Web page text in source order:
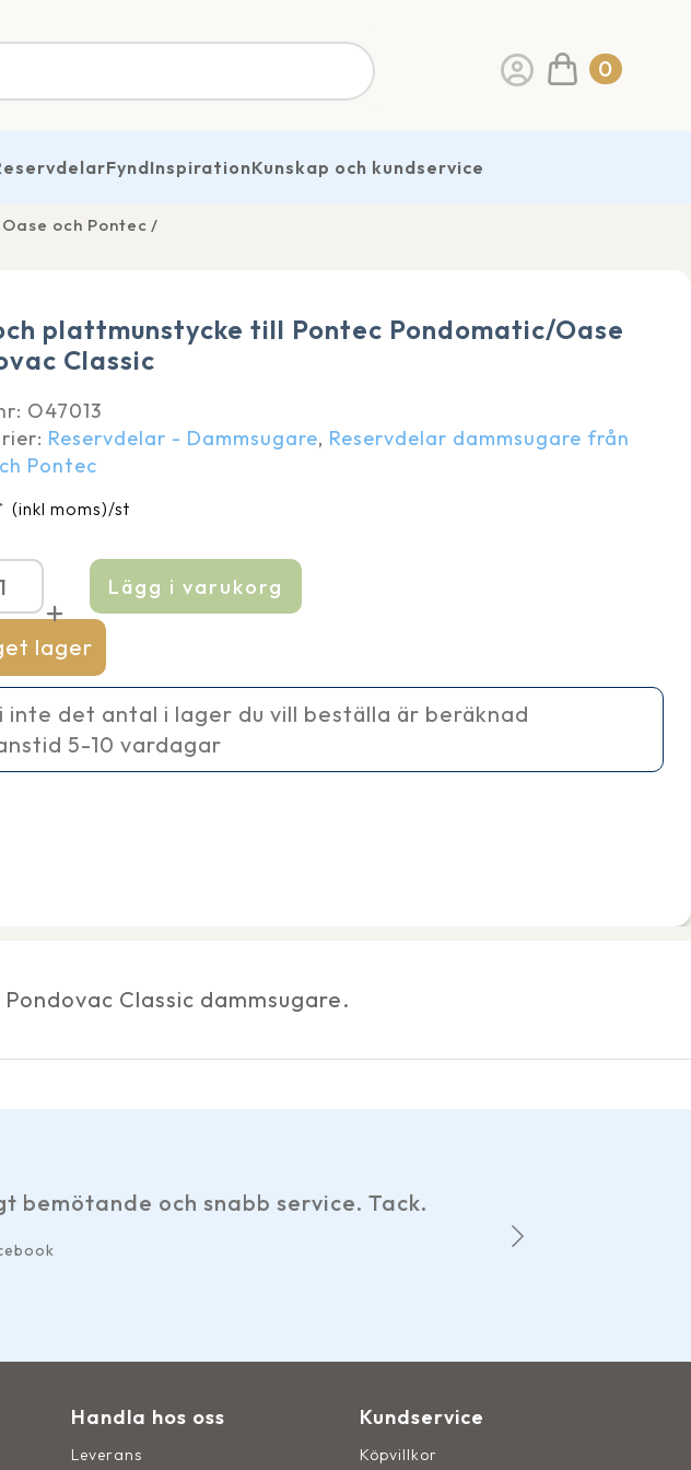
0
FyndInspirationKunskap och kundservice
och Pontec
plattmunstycke till Pontec Pondomatic/Oase
Classic
O47013
Reservdelar - Dammsugare, Reservdelar dammsugare från
Pontec
(inkl moms)/st
lager
Alg-
och
plattmunstycke
till
Pontec
Pondomatic/Oase
Pondovac
Classic
mängd
Lägg i varukorg
inte det antal i lager du vill beställa är beräknad
5-10 vardagar
Classic dammsugare.
bemötande och snabb service. Tack.
Handla hos oss
Leverans
Kundservice
Köpvillkor